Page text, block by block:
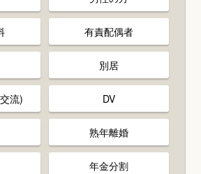
有責配偶者
別居
流) DV
熟年離婚
年金分割